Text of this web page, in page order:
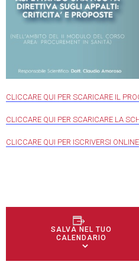
CLICCARE QUI PER SCARICARE IL
CLICCARE QUI PER SCARICARE LA
CLICCARE QUI PER ISCRIVERSI ONLINE
SALVA NEL TUO
CALENDARIO